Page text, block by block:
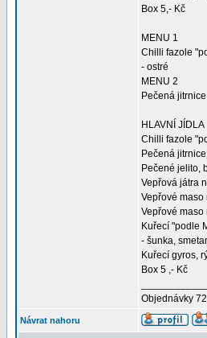
Box 5,- Kč
MENU 1
Chilli fazole
- ostré
MENU 2
Pečená
HLAVNÍ JÍDLA
Chilli fazole
Pečená
Pečené jelito,
Vepřová játra
Vepřové maso
Vepřové
Kuřecí "podle
- šunka,
Kuřecí gyros,
Box 5 ,- Kč
Objednávky
Návrat nahoru